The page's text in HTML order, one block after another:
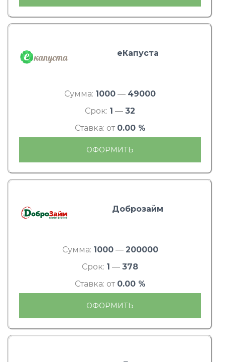
еКапуста
Сумма: 1000 — 49000
Срок: 1 — 32
Ставка: от 0.00 %
ОФОРМИТЬ
Доброзайм
Сумма: 1000— 200000
Срок: 1 — 378
Ставка: от 0.00 %
ОФОРМИТЬ